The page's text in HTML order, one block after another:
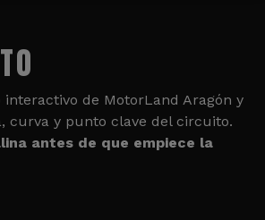
de MotorLand Aragón y
curva y punto clave del circuito.
antes de que empiece la